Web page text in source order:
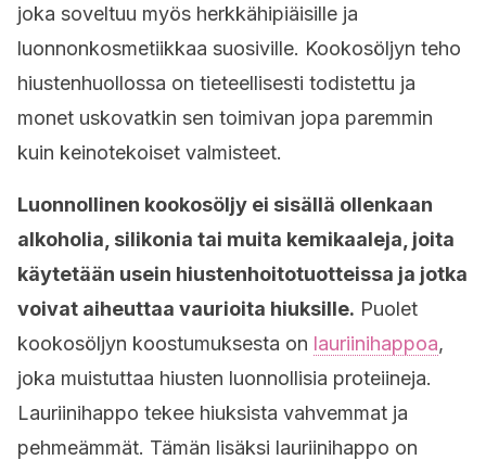
joka soveltuu myös herkkähipiäisille ja
luonnonkosmetiikkaa suosiville. Kookosöljyn teho
hiustenhuollossa on tieteellisesti todistettu ja
monet uskovatkin sen toimivan jopa paremmin
kuin keinotekoiset valmisteet.
Luonnollinen kookosöljy ei sisällä ollenkaan
alkoholia, silikonia tai muita kemikaaleja, joita
käytetään usein hiustenhoitotuotteissa ja jotka
voivat aiheuttaa vaurioita hiuksille. Puolet
kookosöljyn koostumuksesta on lauriinihappoa,
joka muistuttaa hiusten luonnollisia proteiineja.
Lauriinihappo tekee hiuksista vahvemmat ja
pehmeämmät. Tämän lisäksi lauriinihappo on